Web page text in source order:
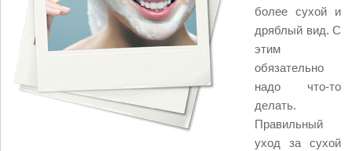
более сухой и
дряблый вид. С
этим
обязательно
надо что-то
делать.
Правильный
уход за сухой